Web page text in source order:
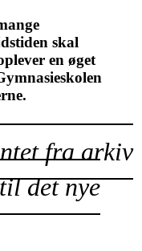
skal
en øget
fra arkiv
det nye